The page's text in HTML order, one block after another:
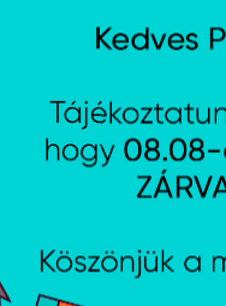
száma
Wi-Fi
Bluetooth
Termék színe